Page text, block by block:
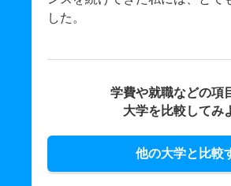
した。
学費や就職などの項
大学を比較してみ
他の大学と比較